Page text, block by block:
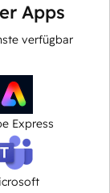
Apps
verfügbar
Express